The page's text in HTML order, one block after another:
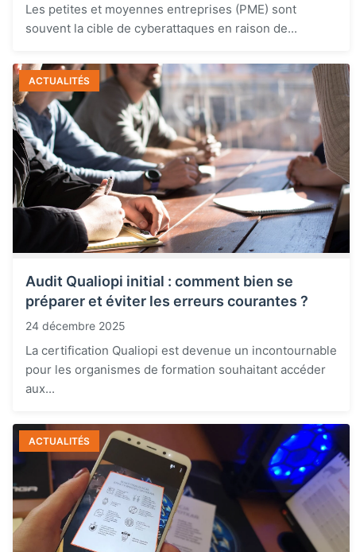
Les petites et moyennes entreprises (PME) sont
souvent la cible de cyberattaques en raison de...
ACTUALITÉS
Audit Qualiopi initial : comment bien se
préparer et éviter les erreurs courantes ?
24 décembre 2025
La certification Qualiopi est devenue un incontournable
pour les organismes de formation souhaitant accéder
aux...
ACTUALITÉS